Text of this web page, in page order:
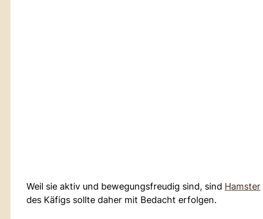
Weil sie aktiv und bewegungsfreudig sind, sind Hamster
des Käfigs sollte daher mit Bedacht erfolgen.